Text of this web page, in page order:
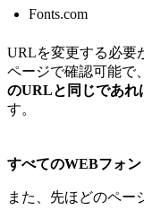
Fonts.com
URLを変更する必要
ページで確認可能で
のURLと同じであれ
す。
すべてのWEBフォ
また、先ほどのペー